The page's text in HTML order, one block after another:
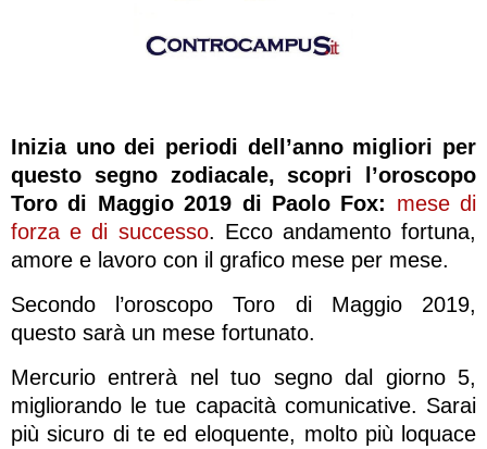
Inizia uno dei periodi dell’anno migliori per
questo segno zodiacale, scopri l’oroscopo
Toro di Maggio 2019 di Paolo Fox: mese di
forza e di successo. Ecco andamento fortuna,
amore e lavoro con il grafico mese per mese.
Secondo l’oroscopo Toro di Maggio 2019,
questo sarà un mese fortunato.
Mercurio entrerà nel tuo segno dal giorno 5,
migliorando le tue capacità comunicative. Sarai
più sicuro di te ed eloquente, molto più loquace